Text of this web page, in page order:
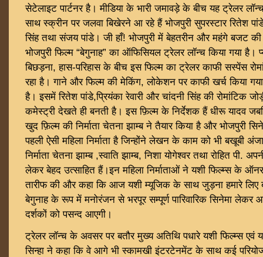
सेटेलाइट पार्टनर है। मीडिया के भारी जमावड़े के बीच यह ट्रेलर
साथ स्क्रीन पर जलवा बिखेरने आ रहे हैं भोजपुरी सुपरस्टार रितेश
सिंह तथा संजय पांडे। जी हाँ! भोजपुरी में बेहतरीन और महंगे बजट
भोजपुरी फिल्म “बेगुनाह” का ऑफिसियल ट्रेलर लॉन्च किया गया है।
बिछड़ना, हास-परिहास के बीच इस फिल्म का ट्रेलर काफी सस्पेंस
रहा है। गाने और फिल्म की मेकिंग, लोकेशन पर काफी खर्च किया
है। इसमें रितेश पांडे,प्रियंका रेवारी और चांदनी सिंह की रोमांटिक
कमेस्ट्री देखते ही बनती है। इस फ़िल्म के निर्देशक हैं धीरू यादव
खुद फ़िल्म की निर्माता चेतना झाम्ब ने तैयार किया है और भोजपुरी
पहली ऐसी महिला निर्माता है जिन्होंने लेखन के काम को भी बखूबी
निर्माता चेतना झाम्ब ,स्वाति झाम्ब, निशा योगेश्वर तथा रोहित पी.
लेकर बेहद उत्साहित हैं।इन महिला निर्माताओं ने यशी फिल्म्स के
तारीफ की और कहा कि आज यशी म्यूजिक के साथ जुड़ना हमारे लिए
बेगुनाह के रूप में मनोरंजन से भरपूर सम्पूर्ण पारिवारिक सिनेमा लेकर
दर्शकों को पसन्द आएगी।
ट्रेलर लॉन्च के अवसर पर बतौर मुख्य अतिथि पधारे यशी फिल्म्स
सिन्हा ने कहा कि वे आगे भी स्कामखी इंटरटेनमेंट के साथ कई